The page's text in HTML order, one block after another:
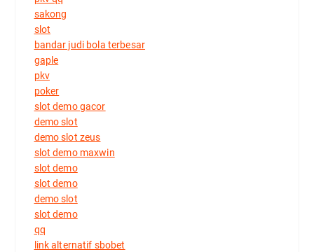
sakong
slot
bandar judi bola terbesar
gaple
pkv
poker
slot demo gacor
demo slot
demo slot zeus
slot demo maxwin
slot demo
slot demo
demo slot
slot demo
qq
link alternatif sbobet